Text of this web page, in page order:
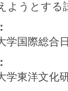
ようとする
学国際総合
学東洋文化